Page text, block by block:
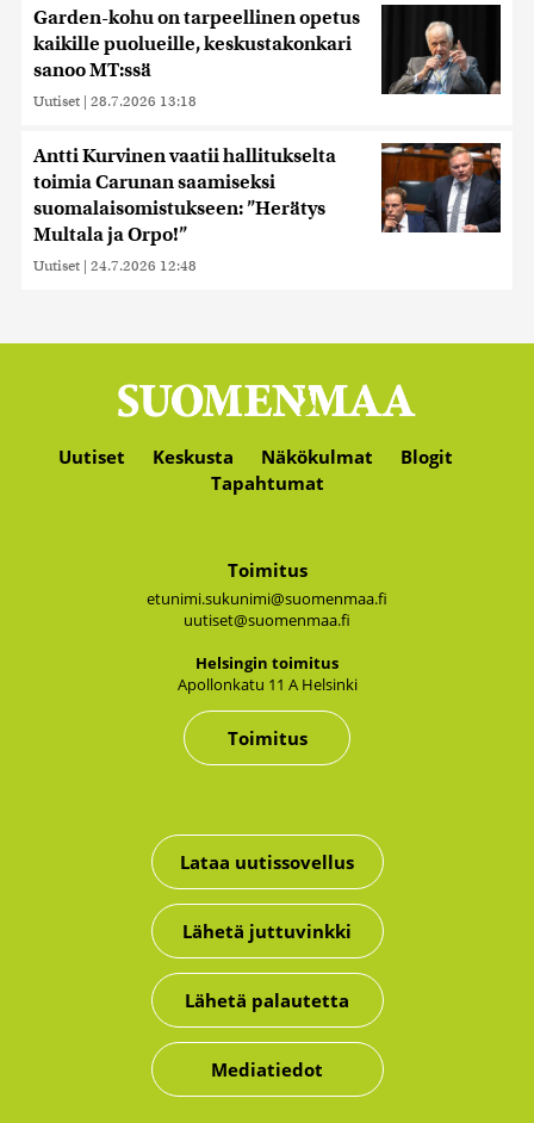
Garden-kohu on tarpeellinen opetus
kaikille puolueille, keskustakonkari
sanoo MT:ssä
Uutiset | 28.7.2026 13:18
Antti Kurvinen vaatii hallitukselta
toimia Carunan saamiseksi
suomalaisomistukseen: ”Herätys
Multala ja Orpo!”
Uutiset | 24.7.2026 12:48
Uutiset Keskusta Näkökulmat
Blogit
Tapahtumat
Toimitus
etunimi.sukunimi@suomenmaa.fi
uutiset@suomenmaa.fi
Hel­sin­gin toi­mi­tus
Apol­lon­ka­tu 11 A Hel­sin­ki
Toimitus
Lataa uutissovellus
Lähetä juttuvinkki
Lähetä palautetta
Mediatiedot